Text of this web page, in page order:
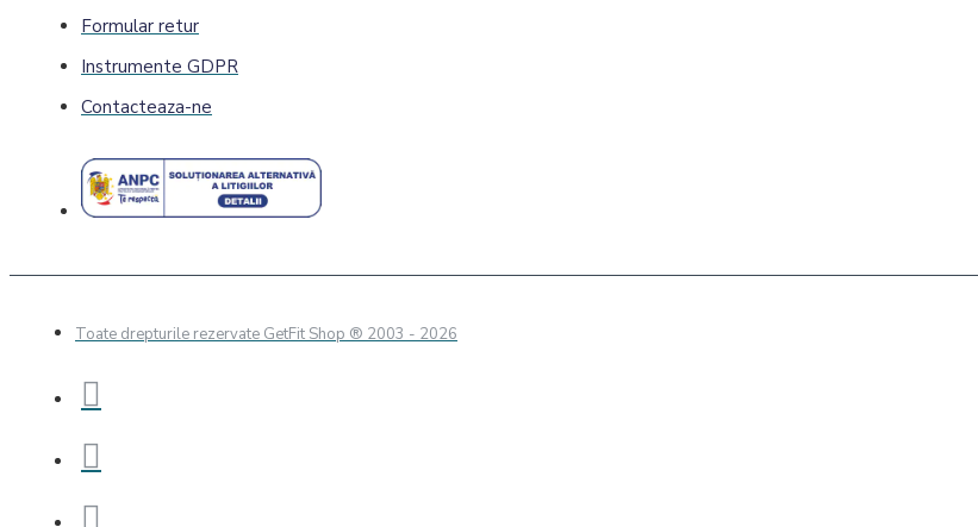
Potasiu
Alte minerale
Zinc
Articulații și piele
Antiinflamatoare
Colagen
Condroitina
Formular retur
Instrumente GDPR
Contacteaza-ne
Toate drepturile rezervate GetFit Shop ® 2003 - 2026